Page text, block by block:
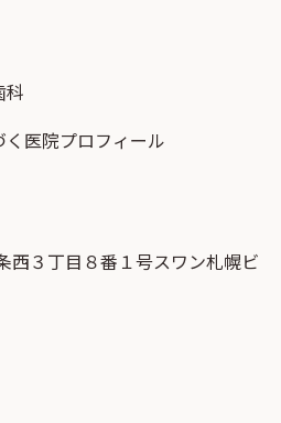
科
医院プロフィール
西３丁目８番１号スワン札幌ビ